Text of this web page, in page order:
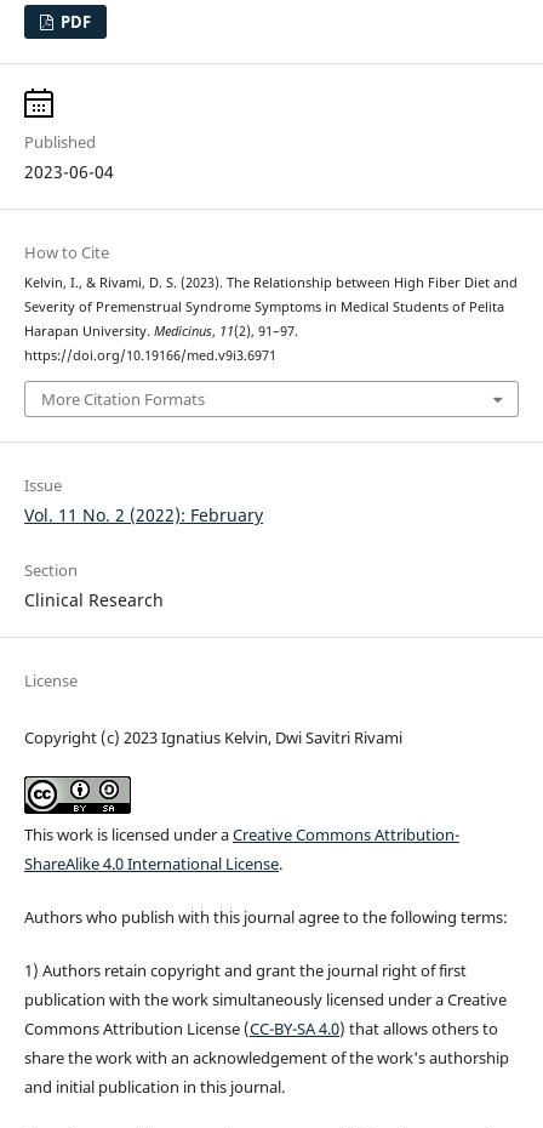
PDF
Published
2023-06-04
How to Cite
Kelvin, I., & Rivami, D. S. (2023). The Relationship between High Fiber Diet and
Severity of Premenstrual Syndrome Symptoms in Medical Students of Pelita
Harapan University. Medicinus, 11(2), 91–97.
https://doi.org/10.19166/med.v9i3.6971
More Citation Formats
Issue
Vol. 11 No. 2 (2022): February
Section
Clinical Research
License
Copyright (c) 2023 Ignatius Kelvin, Dwi Savitri Rivami
This work is licensed under aCreative Commons Attribution-
ShareAlike 4.0 International License.
Authors who publish with this journal agree to the following terms:
1) Authors retain copyright and grant the journal right of first
publication with the work simultaneously licensed under a Creative
Commons Attribution License (CC-BY-SA 4.0) that allows others to
share the work with an acknowledgement of the work's authorship
and initial publication in this journal.